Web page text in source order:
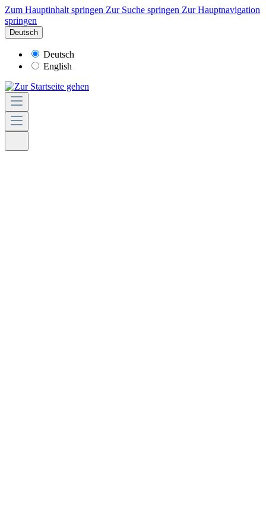
Zum Hauptinhalt springen Zur Suche springen Zur Hauptnavigation
springen
Deutsch
Deutsch
English